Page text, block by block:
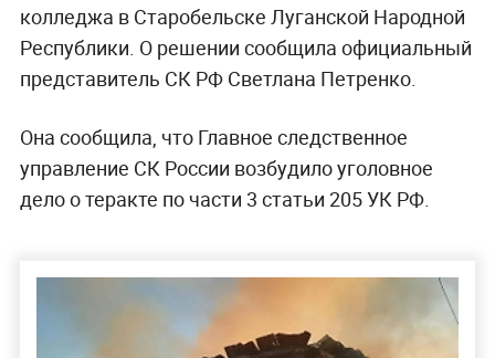
колледжа в Старобельске Луганской Народной
Республики. О решении сообщила официальный
представитель СК РФ Светлана Петренко.
Она сообщила, что Главное следственное
управление СК России возбудило уголовное
дело о теракте по части 3 статьи 205 УК РФ.